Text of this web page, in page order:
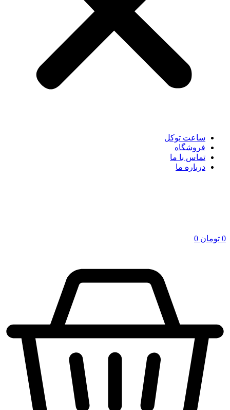
ساعت توکل
فروشگاه
تماس با ما
درباره ما
0 تومان 0